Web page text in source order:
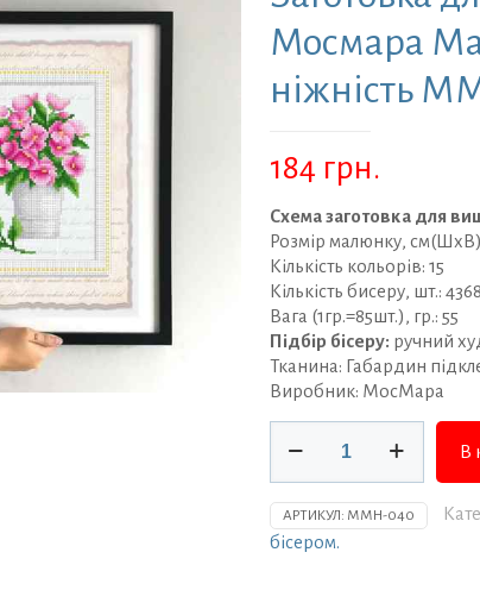
Мосмара
ніжність
184 грн.
Схема заготовка для
Розмір малюнку,
Кількість кольорів: 15
Кількість бисеру, шт.: 4368
Вага (1гр.=85шт.), гр.: 55
Підбір бісеру: ручний
Тканина: Габардин
Виробник: МосМара
товара
Заготовка
для
вишивки
В
АРТИКУЛ: ММН-040
бісером.